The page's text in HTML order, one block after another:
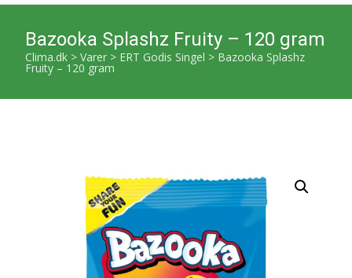
Bazooka Splashz Fruity – 120 gram
Clima.dk > Varer > ERT Godis Singel > Bazooka Splashz
Fruity – 120 gram